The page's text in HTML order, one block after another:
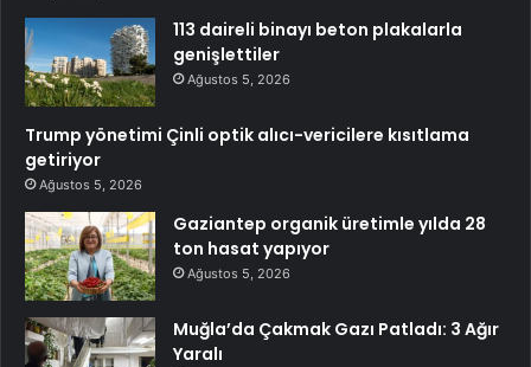
113 daireli binayı beton plakalarla
genişlettiler
Ağustos 5, 2026
Trump yönetimi Çinli optik alıcı-vericilere kısıtlama
getiriyor
Ağustos 5, 2026
Gaziantep organik üretimle yılda 28
ton hasat yapıyor
Ağustos 5, 2026
Muğla’da Çakmak Gazı Patladı: 3 Ağır
Yaralı